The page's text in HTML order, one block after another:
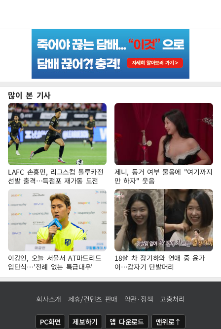
많이 본 기사
LAFC 손흥민, 리그스컵 톨루카전
선발 출격…득점포 재가동 도전
제니, 동거 여부 물음에 "여기까지
만 하자" 웃음
이강인, 오늘 서울서 AT마드리드
입단식…'전례 없는 특급대우'
18살 차 장기하와 연애 중 윤가
이…갑자기 단발머리
회사소개 제휴/컨텐츠 판매 약관·정책 고충처리
PC화면 제보하기 앱 다운로드 맨위로↑